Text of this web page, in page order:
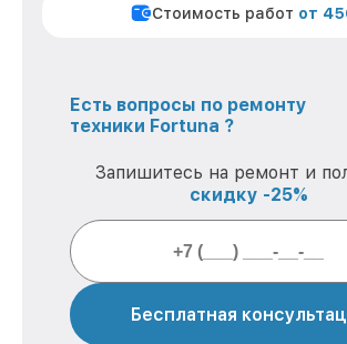
Стоимость работ от
Есть вопросы по ремонту
техники Fortuna ?
Запишитесь на ремонт и
скидку -25%
Бесплатная